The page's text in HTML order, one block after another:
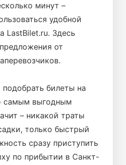
минут –
удобной
LastBilet.ru. Здесь
от
билеты на
самым выгодным
– никакой траты
только быстрый
сразу приступить
по прибытии в Санкт-